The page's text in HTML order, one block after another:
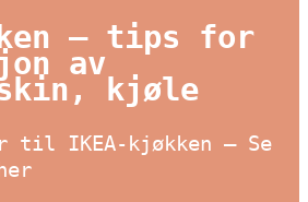
– tips for
av
kjøle
til IKEA-kjøkken – Se